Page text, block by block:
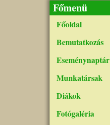
Főmenü
Főoldal
Bemutatkozás
Eseménynaptár
Munkatársak
Diákok
Fotógaléria